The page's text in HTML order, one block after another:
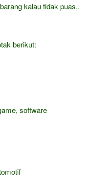
kalau tidak puas,.
berikut:
software